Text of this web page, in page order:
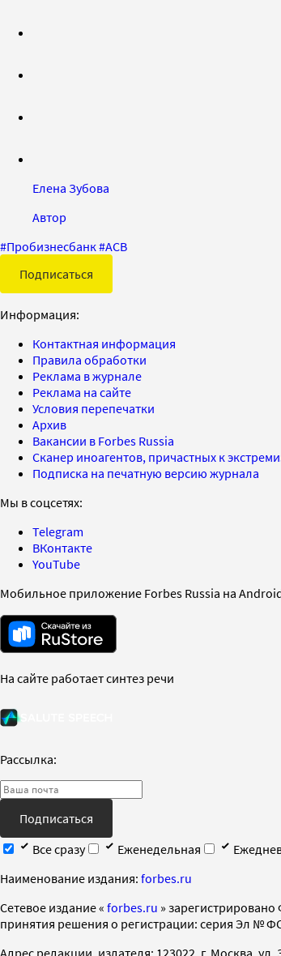
Елена Зубова
Автор
#Пробизнесбанк#АСВ
Подписаться
Информация:
Контактная информация
Правила обработки
Реклама в журнале
Реклама на сайте
Условия перепечатки
Архив
Вакансии в Forbes Russia
Сканер иноагентов, причастных к
Подписка на печатную версию журнала
Мы в соцсетях:
Telegram
ВКонтакте
YouTube
Мобильное приложение Forbes Russia на
На сайте работает синтез речи
Рассылка:
Подписаться
Все сразу
Еженедельная
Наименование издания: forbes.ru
Cетевое издание « forbes.ru »
принятия решения о регистрации: серия Эл №
Адрес редакции, издателя: 123022, г. Москва, ул.